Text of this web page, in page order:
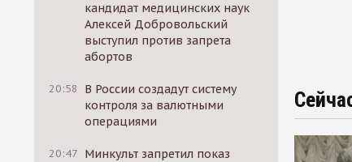
кандидат медицинских наук
Алексей Добровольский
выступил против запрета
абортов
20:58
В России создадут систему
контроля за валютными
операциями
20:47 Минкульт запретил показ